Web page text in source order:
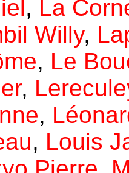
, La
Willy,
, Le
,
,
, Louis